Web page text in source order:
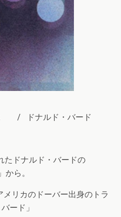
/ ドナルド・バード
たドナルド・バードの
から。
リカのドーバー出身のトラ
ード」